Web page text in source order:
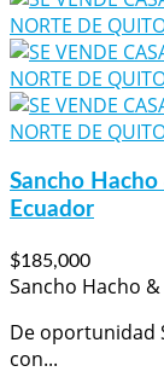
Sancho
Ecuador
$185,000
Sancho Hacho
De oportunidad
con...